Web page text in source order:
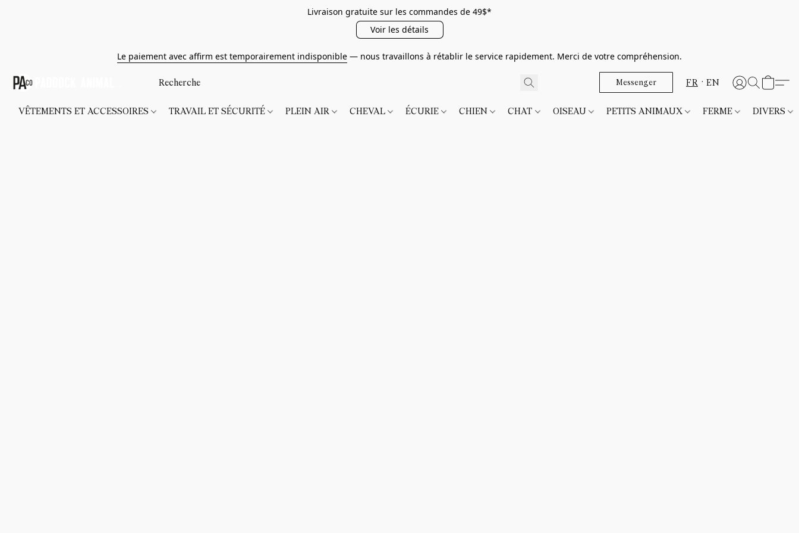
Livraison gratuite sur les commandes de 49$*
Voir les détails
Le paiement avec affirm est temporairement indisponible — nous travaillons à rétablir le service rapidement. Merci de votre compréhension.
Messenger FR EN
VÊTEMENTS ET ACCESSOIRES TRAVAIL ET SÉCURITÉ PLEIN AIR CHEVAL ÉCURIE CHIEN CHAT OISEAU PETITS ANIMAUX FERME DIVERS